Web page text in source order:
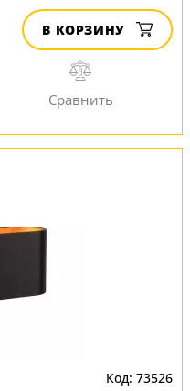
В КОРЗИНУ
73526